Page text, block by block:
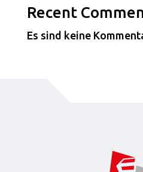
Recent
Es sind keine